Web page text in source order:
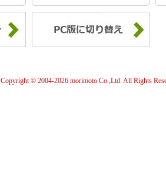
Copyright © 2004-2026 morimoto Co.,Ltd. All Rights